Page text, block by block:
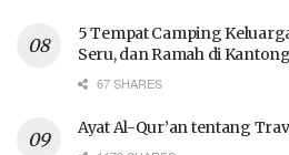
5 Tempat Camping
Seru, dan Ramah di Kantong
67 SHARES
Ayat Al-Qur’an tentang